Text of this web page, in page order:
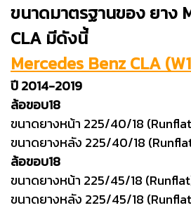
ขนาดมาตรฐานของ ยาง
CLA มีดังนี้
Mercedes Benz CLA
ปี 2014-2019
ล้อขอบ18
ขนาดยางหน้า 225/40/18
ขนาดยางหลัง 225/40/18
ล้อขอบ18
ขนาดยางหน้า 225/45/18
ขนาดยางหลัง 225/45/18